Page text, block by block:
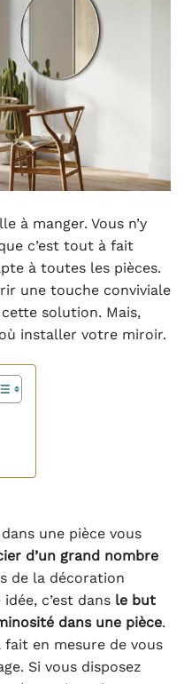
à manger. Vous n’y
c’est tout à fait
à toutes les pièces.
une touche conviviale
solution. Mais,
installer votre miroir.
une pièce vous
d’un grand nombre
de la décoration
c’est dans le but
dans une pièce.
en mesure de vous
Si vous disposez